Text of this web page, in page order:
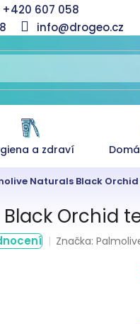
+420 607 058
info@drogeo.cz
a zdraví
Naturals Black Orchid
Orchid
Značka: